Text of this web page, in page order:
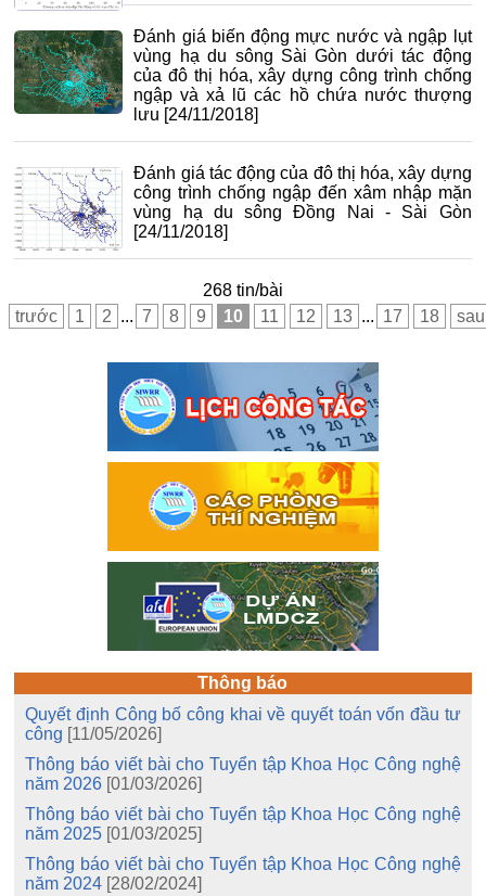
Đánh giá biến động mực nước và ngập lụt
vùng hạ du sông Sài Gòn dưới tác động
của đô thị hóa, xây dựng công trình chống
ngập và xả lũ các hồ chứa nước thượng
lưu [24/11/2018]
Đánh giá tác động của đô thị hóa, xây dựng
công trình chống ngập đến xâm nhập mặn
vùng hạ du sông Đồng Nai - Sài Gòn
[24/11/2018]
268 tin/bài
trước
1 2 ... 7 8 9 10 11 12 13 ... 17 18 sau
Thông báo
Quyết định Công bố công khai về quyết toán vốn đầu tư
công [11/05/2026]
Thông báo viết bài cho Tuyển tập Khoa Học Công nghệ
năm 2026 [01/03/2026]
Thông báo viết bài cho Tuyển tập Khoa Học Công nghệ
năm 2025 [01/03/2025]
Thông báo viết bài cho Tuyển tập Khoa Học Công nghệ
năm 2024 [28/02/2024]